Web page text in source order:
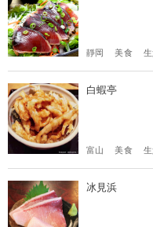
靜岡 美食
白蝦亭
富山 美食
冰見浜